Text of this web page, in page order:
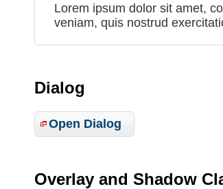
Lorem ipsum dolor sit amet,
veniam, quis nostrud
Dialog
Open Dialog
Overlay and Shadow